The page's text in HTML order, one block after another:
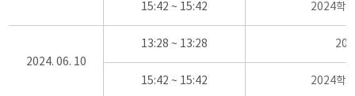
15:42 ~ 15:42 2024학
2024. 06. 10
13:28 ~ 13:28
15:42 ~ 15:42 2024학